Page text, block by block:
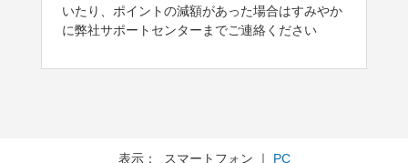
いたり、ポイントの減額があった場合はすみやか
に弊社サポートセンターまでご連絡ください
表示： スマートフォン ｜ PC